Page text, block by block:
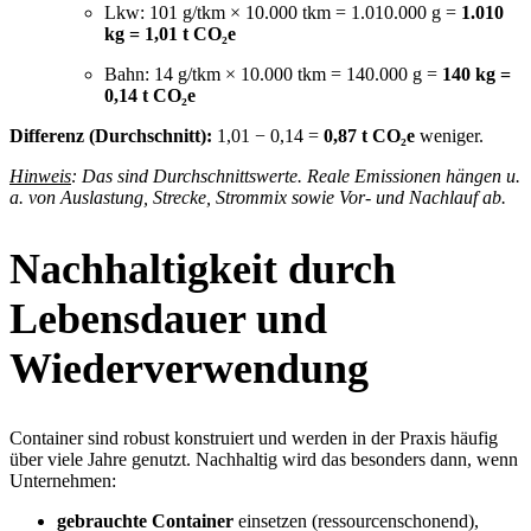
Lkw: 101 g/tkm × 10.000 tkm = 1.010.000 g = 1.010
kg = 1,01 t CO₂e
Bahn: 14 g/tkm × 10.000 tkm = 140.000 g = 140 kg =
0,14 t CO₂e
Differenz (Durchschnitt): 1,01 − 0,14 = 0,87 t CO₂e weniger.
Hinweis: Das sind Durchschnittswerte. Reale Emissionen hängen u.
a. von Auslastung, Strecke, Strommix sowie Vor- und Nachlauf ab.
Nachhaltigkeit durch
Lebensdauer und
Wiederverwendung
Container sind robust konstruiert und werden in der Praxis häufig
über viele Jahre genutzt. Nachhaltig wird das besonders dann, wenn
Unternehmen:
gebrauchte Container einsetzen (ressourcenschonend),